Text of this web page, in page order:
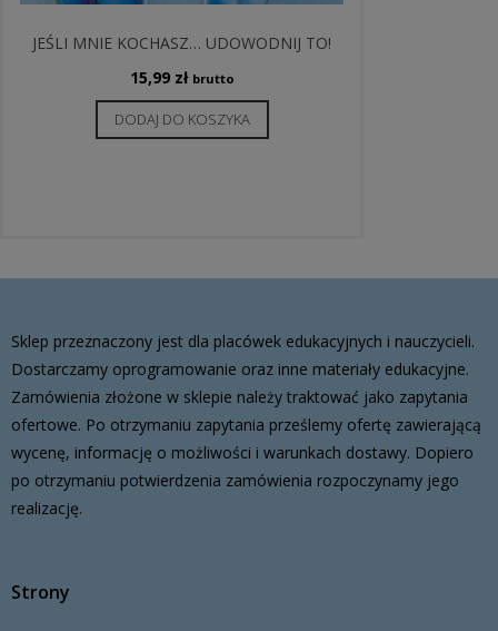
JEŚLI MNIE KOCHASZ… UDOWODNIJ TO!
15,99 zł brutto
DODAJ DO KOSZYKA
Sklep przeznaczony jest dla placówek edukacyjnych i nauczycieli.
Dostarczamy oprogramowanie oraz inne materiały edukacyjne.
Zamówienia złożone w sklepie należy traktować jako zapytania
ofertowe. Po otrzymaniu zapytania prześlemy ofertę zawierającą
wycenę, informację o możliwości i warunkach dostawy. Dopiero
po otrzymaniu potwierdzenia zamówienia rozpoczynamy jego
realizację.
Strony